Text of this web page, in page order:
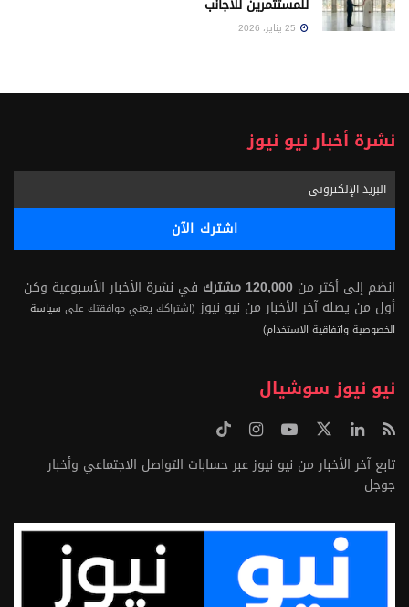
نشرة أخبار نيو نيوز
انضم إلى أكثر من 120,000 مشترك
في نشرة الأخبار الأسبوعية وكن
أول من يصله آخر الأخبار من نيو نيوز (اشتراكك يعني موافقتك على سياسة
الخصوصية واتفاقية الاستخدام)
نيو نيوز سوشيال
تابع آخر الأخبار من نيو نيوز عبر حسابات التواصل الاجتماعي وأخبار
جوجل